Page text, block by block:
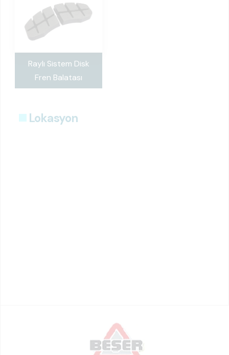
Raylı Sistem Disk
Fren Balatası
Lokasyon